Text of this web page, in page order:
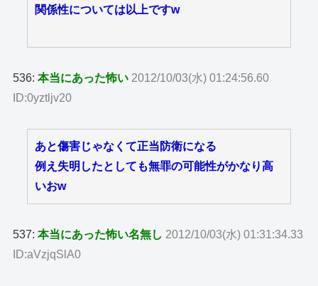
関係性については以上ですw
536:本当にあった怖い 2012/10/03(水) 01:24:56.60
ID:0yztljv20
あと傷害じゃなくて正当防衛になる
例え失明したとしても無罪の可能性がかなり高
いおw
537:本当にあった怖い名無し 2012/10/03(水) 01:31:34.33
ID:aVzjqSlA0